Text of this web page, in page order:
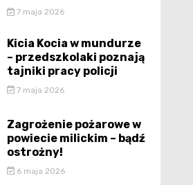
7 maja 2026
Kicia Kocia w mundurze
– przedszkolaki poznają
tajniki pracy policji
7 maja 2026
Zagrożenie pożarowe w
powiecie milickim – bądź
ostrożny!
6 maja 2026